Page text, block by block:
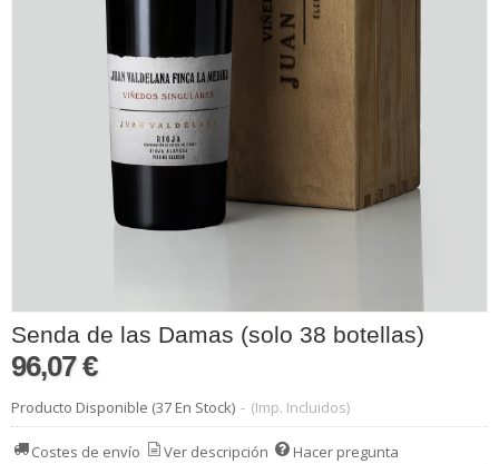
Senda de las Damas (solo 38 botellas)
96,07 €
Producto Disponible (37 En Stock) - (Imp. Incluidos)
Costes de envío Ver descripción Hacer pregunta